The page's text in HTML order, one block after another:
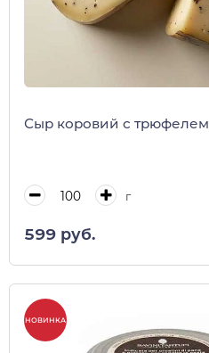
Сыр коровий с трюфелем
г
599 руб.
НОВИНКА